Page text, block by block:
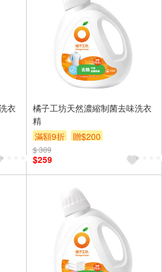
衣
橘子工坊天然濃縮制菌去味洗衣
精
滿額9折
贈$200
$ 309
$259